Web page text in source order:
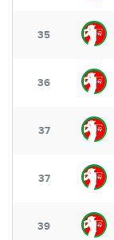
35
36
37
37
39